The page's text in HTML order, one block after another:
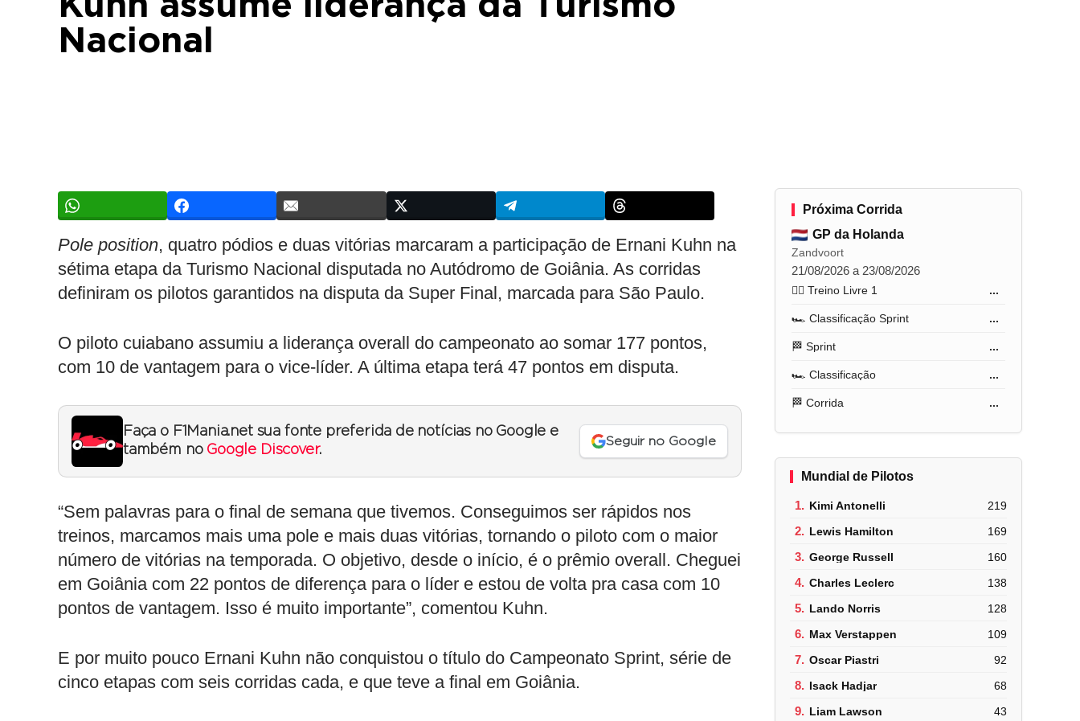
Nacional
Pole position, quatro pódios e duas vitórias marcaram a participação de Ernani Kuhn na
sétima etapa da Turismo Nacional disputada no Autódromo de Goiânia. As corridas
definiram os pilotos garantidos na disputa da Super Final, marcada para São Paulo.
O piloto cuiabano assumiu a liderança overall do campeonato ao somar 177 pontos,
com 10 de vantagem para o vice-líder. A última etapa terá 47 pontos em disputa.
Faça o F1Mania.net sua fonte preferida de notícias no Google e
também no Google Discover.
Seguir no Google
“Sem palavras para o final de semana que tivemos. Conseguimos ser rápidos nos
treinos, marcamos mais uma pole e mais duas vitórias, tornando o piloto com o maior
número de vitórias na temporada. O objetivo, desde o início, é o prêmio overall. Cheguei
em Goiânia com 22 pontos de diferença para o líder e estou de volta pra casa com 10
pontos de vantagem. Isso é muito importante”, comentou Kuhn.
E por muito pouco Ernani Kuhn não conquistou o título do Campeonato Sprint, série de
cinco etapas com seis corridas cada, e que teve a final em Goiânia.
Próxima Corrida
GP da Holanda
Zandvoort
21/08/2026 a 23/08/2026
🏋️‍♂️ Treino Livre 1 ...
🏎️ Classificação Sprint ...
🏁 Sprint ...
🏎️ Classificação ...
🏁 Corrida ...
Mundial de Pilotos
1. Kimi Antonelli 219
2. Lewis Hamilton 169
3. George Russell 160
4. Charles Leclerc 138
5. Lando Norris 128
6. Max Verstappen 109
7. Oscar Piastri 92
8. Isack Hadjar 68
9. Liam Lawson 43